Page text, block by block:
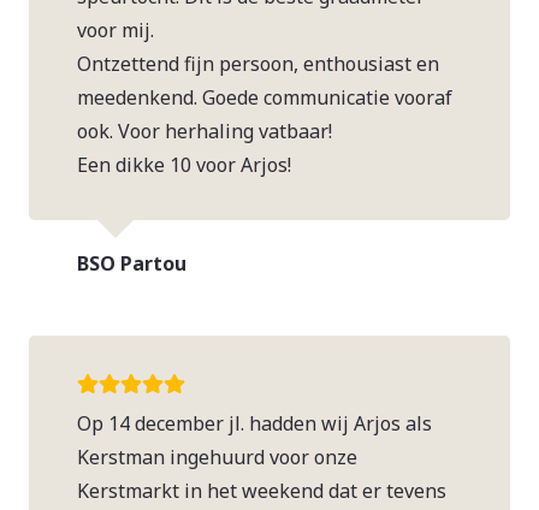
voor mij.
Ontzettend fijn persoon, enthousiast en
meedenkend. Goede communicatie vooraf
ook. Voor herhaling vatbaar!
Een dikke 10 voor Arjos!
BSO Partou
Op 14 december jl. hadden wij Arjos als
Kerstman ingehuurd voor onze
Kerstmarkt in het weekend dat er tevens